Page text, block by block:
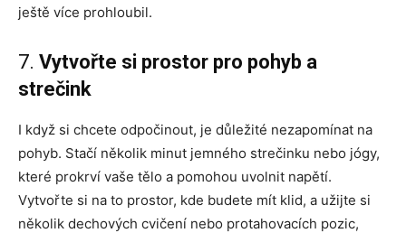
ještě více prohloubil.
7. Vytvořte si prostor pro pohyb a
strečink
I když si chcete odpočinout, je důležité nezapomínat na
pohyb. Stačí několik minut jemného strečinku nebo jógy,
které prokrví vaše tělo a pomohou uvolnit napětí.
Vytvořte si na to prostor, kde budete mít klid, a užijte si
několik dechových cvičení nebo protahovacích pozic,